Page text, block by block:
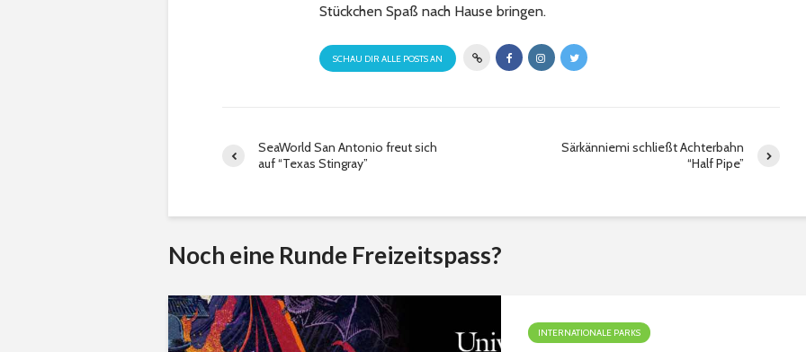
Stückchen Spaß nach Hause bringen.
SCHAU DIR ALLE POSTS AN
SeaWorld San Antonio freut sich
auf “Texas Stingray”
Särkänniemi schließt Achterbahn
“Half Pipe”
Noch eine Runde Freizeitspass?
INTERNATIONALE PARKS